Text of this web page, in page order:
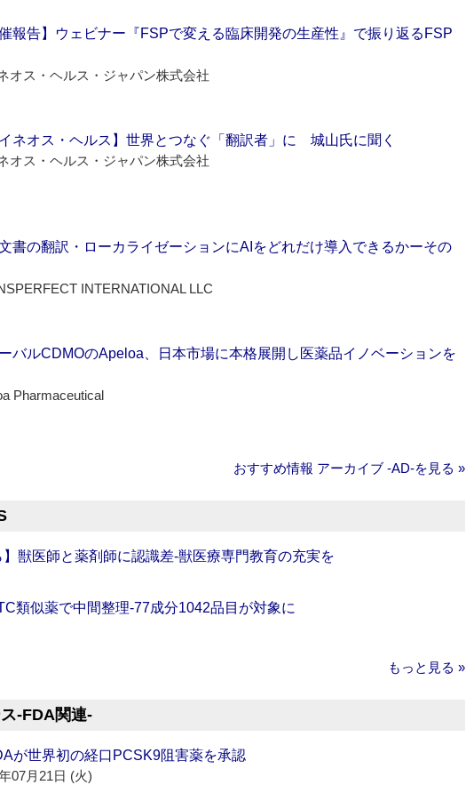
催報告】ウェビナー『FSPで変える臨床開発の生産性』で振り返るFSP
オス・ヘルス・ジャパン株式会社
イネオス・ヘルス】世界とつなぐ「翻訳者」に 城山氏に聞く
オス・ヘルス・ジャパン株式会社
書の翻訳・ローカライゼーションにAIをどれだけ導入できるかーその
INTERNATIONAL LLC
バルCDMOのApeloa、日本市場に本格展開し医薬品イノベーションを
Pharmaceutical
おすすめ情報 アーカイブ ‐AD‐を見る »
】獣医師と薬剤師に認識差‐獣医療専門教育の充実を
類似薬で中間整理‐77成分1042品目が対象に
もっと見る »
‐FDA関連‐
が世界初の経口PCSK9阻害薬を承認
07月21日 (火)